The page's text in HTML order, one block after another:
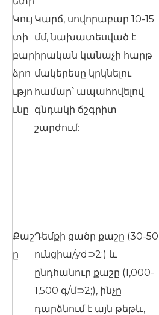
Կույ
տի
բար
ձրո
ւթյո
ւնը
Կարճ, սովորաբար 10-15
մմ, նախատեսված է
իրական կանաչի հարթ
մակերեսը կրկնելու
համար՝ ապահովելով
գնդակի ճշգրիտ
շարժում:
Քաշ
ը
Դեմքի ցածր քաշը (30-50
ունցիա/yd⊃2;) և
ընդհանուր քաշը (1,000-
1,500 գ/մ⊃2;), ինչը
դարձնում է այն թեթև,